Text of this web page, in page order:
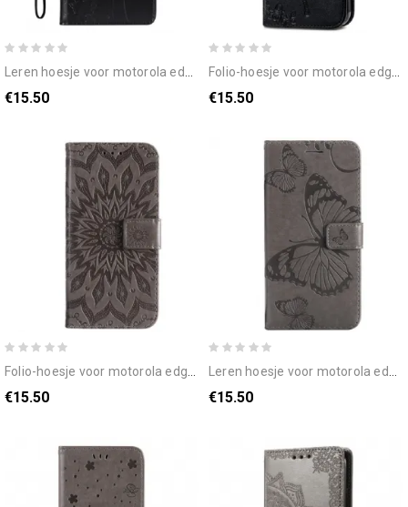
leren hoesje voor motorola edge 20 met ketting boom en kat met bandjes
€15.50
folio-hoesje voor motorola edge 20 halve vlinders
€15.50
folio-hoesje voor motorola edge 20 zonnebloem
€15.50
leren hoesje voor motorola edge 20 met ketting reusachtige vlinders met bandjes
€15.50